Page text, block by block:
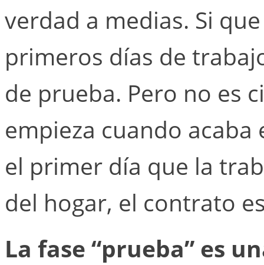
verdad a medias. Si
primeros días de
de prueba. Pero no es
empieza cuando
el primer día que la
del hogar, el contrato
La fase “prueba” es